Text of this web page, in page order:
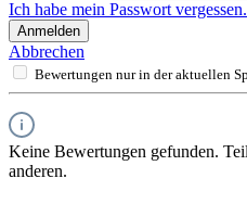
Ich habe mein Passwort vergessen.
Anmelden
Abbrechen
Bewertungen nur in der aktuellen
Keine Bewertungen gefunden.
anderen.